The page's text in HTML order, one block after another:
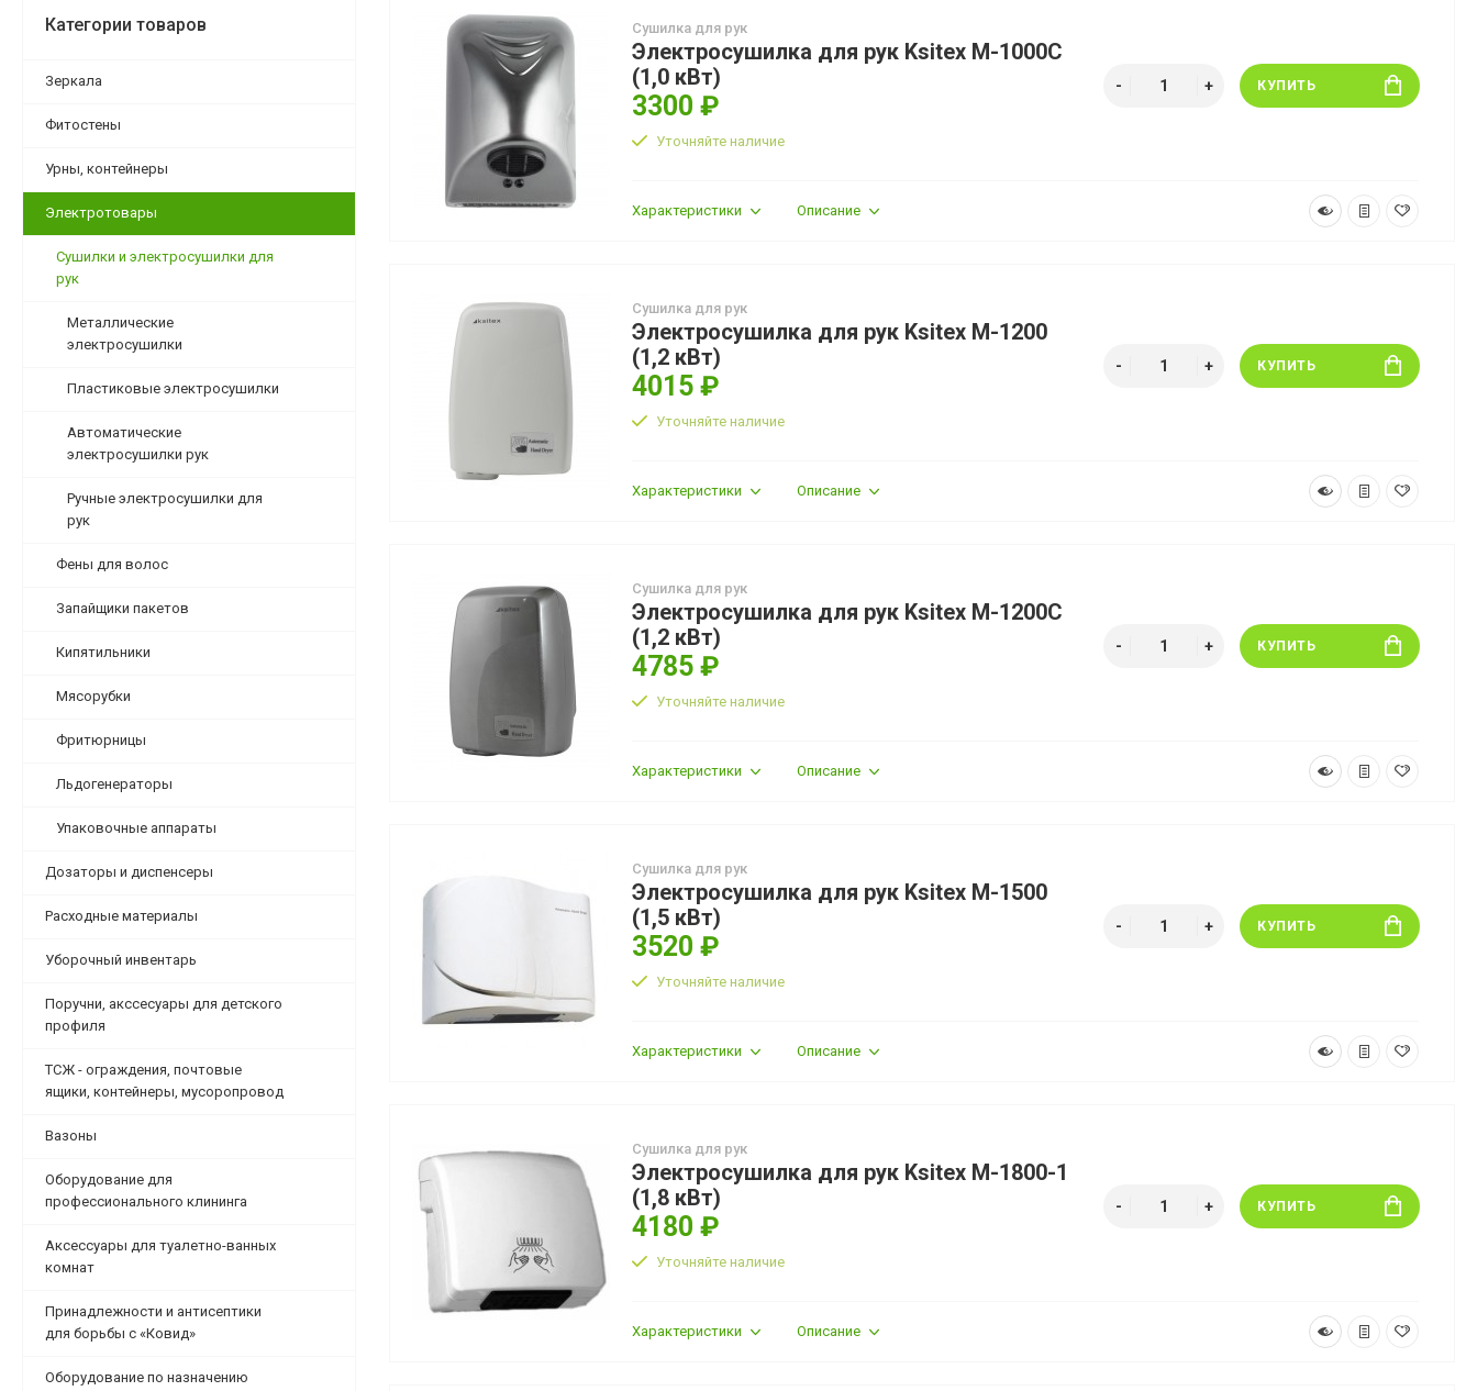
Категории товаров
Зеркала
Фитостены
Урны, контейнеры
Электротовары
Сушилки и электросушилки для
рук
Металлические
электросушилки
Пластиковые электросушилки
Автоматические
электросушилки рук
Ручные электросушилки для
рук
Фены для волос
Запайщики пакетов
Кипятильники
Мясорубки
Фритюрницы
Льдогенераторы
Упаковочные аппараты
Дозаторы и диспенсеры
Расходные материалы
Уборочный инвентарь
Поручни, акссесуары для детского
профиля
ТСЖ - ограждения, почтовые
ящики, контейнеры, мусоропровод
Вазоны
Оборудование для
профессионального клининга
Аксессуары для туалетно-ванных
комнат
Принадлежности и антисептики
для борьбы с «Ковид»
Оборудование по назначению
Сушилка для рук
Электросушилка для рук Ksitex M-1000C
(1,0 кВт)
3300 ₽
Уточняйте наличие
КУПИТЬ
Характеристики Описание
Сушилка для рук
Электросушилка для рук Ksitex M-1200
(1,2 кВт)
4015 ₽
Уточняйте наличие
КУПИТЬ
Характеристики Описание
Сушилка для рук
Электросушилка для рук Ksitex M-1200C
(1,2 кВт)
4785 ₽
Уточняйте наличие
КУПИТЬ
Характеристики Описание
Сушилка для рук
Электросушилка для рук Ksitex M-1500
(1,5 кВт)
3520 ₽
Уточняйте наличие
КУПИТЬ
Характеристики Описание
Сушилка для рук
Электросушилка для рук Ksitex M-1800-1
(1,8 кВт)
4180 ₽
Уточняйте наличие
КУПИТЬ
Характеристики Описание